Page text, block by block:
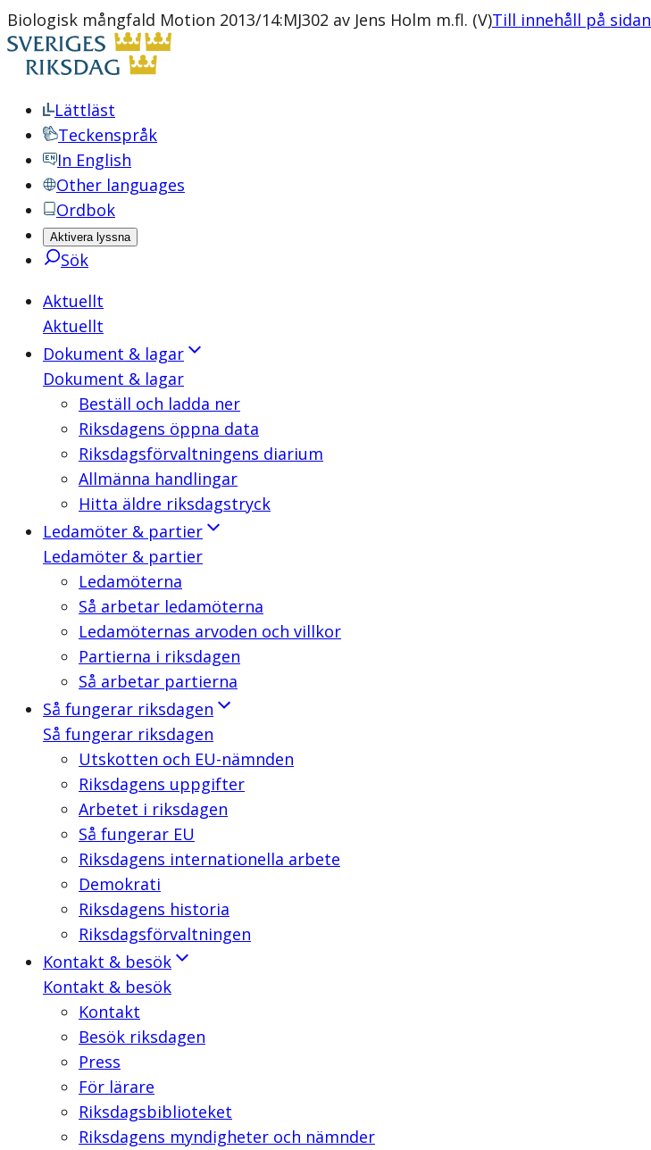
Biologisk mångfald Motion 2013/14:MJ302 av Jens Holm m.fl. (V)Till innehåll på sidan
Lättläst
Teckenspråk
In English
Other languages
Ordbok
Aktivera lyssna
Sök
Aktuellt
Aktuellt
Dokument & lagar
Dokument & lagar
Beställ och ladda ner
Riksdagens öppna data
Riksdagsförvaltningens diarium
Allmänna handlingar
Hitta äldre riksdagstryck
Ledamöter & partier
Ledamöter & partier
Ledamöterna
Så arbetar ledamöterna
Ledamöternas arvoden och villkor
Partierna i riksdagen
Så arbetar partierna
Så fungerar riksdagen
Så fungerar riksdagen
Utskotten och EU-nämnden
Riksdagens uppgifter
Arbetet i riksdagen
Så fungerar EU
Riksdagens internationella arbete
Demokrati
Riksdagens historia
Riksdagsförvaltningen
Kontakt & besök
Kontakt & besök
Kontakt
Besök riksdagen
Press
För lärare
Riksdagsbiblioteket
Riksdagens myndigheter och nämnder